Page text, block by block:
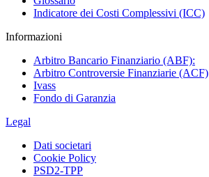
Indicatore dei Costi Complessivi (ICC)
Informazioni
Arbitro Bancario Finanziario (ABF):
Arbitro Controversie Finanziarie (ACF)
Ivass
Fondo di Garanzia
Legal
Dati societari
Cookie Policy
PSD2-TPP